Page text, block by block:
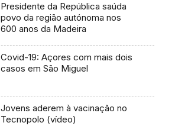
Presidente da República saúda
povo da região autónoma nos
600 anos da Madeira
Covid-19: Açores com mais dois
casos em São Miguel
Jovens aderem à vacinação no
Tecnopolo (vídeo)